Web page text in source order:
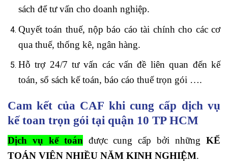
sách để tư vấn cho doanh nghiệp.
Quyết toán thuế, nộp báo cáo tài chính cho các cơ
qua thuế, thống kê, ngân hàng.
Hỗ trợ 24/7 tư vấn các vấn đề liên quan đến kế
toán, sổ sách kế toán, báo cáo thuế trọn gói ….
Cam kết của CAF khi cung cấp dịch vụ
kế toan trọn gói tại quận 10 TP HCM
Dịch vụ kế toán được cung cấp bởi nhữngKẾ
TOÁN VIÊN NHIỀU NĂM KINH NGHIỆM.